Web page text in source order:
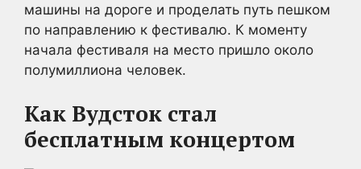
машины на дороге и проделать путь пешком
по направлению к фестивалю. К моменту
начала фестиваля на место пришло около
полумиллиона человек.
Как Вудсток стал
бесплатным концертом